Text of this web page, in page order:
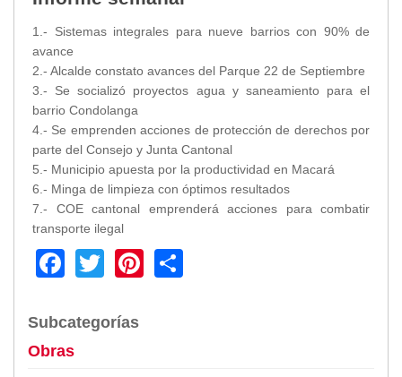
1.- Sistemas integrales para nueve barrios con 90% de
avance
2.- Alcalde constato avances del Parque 22 de Septiembre
3.- Se socializó proyectos agua y saneamiento para el
barrio Condolanga
4.- Se emprenden acciones de protección de derechos por
parte del Consejo y Junta Cantonal
5.- Municipio apuesta por la productividad en Macará
6.- Minga de limpieza con óptimos resultados
7.- COE cantonal emprenderá acciones para combatir
transporte ilegal
Facebook
TwitterPinterest
Subcategorías
Obras